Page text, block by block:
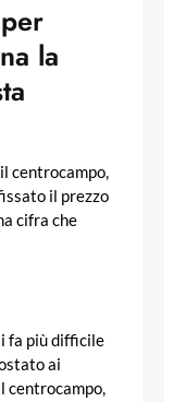
la
centrocampo,
il prezzo
cifra che
fa più difficile
ai
centrocampo,